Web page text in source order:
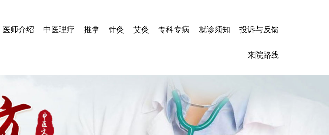
医师介绍 中医理疗 推拿 针灸 艾灸 专科专病
心肌炎
脑梗塞
脑出血
就诊须知 投诉与反馈
来院路线